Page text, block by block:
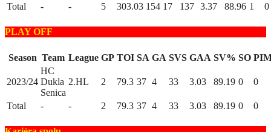
Total - - 5 303.03 154 17 137 3.37 88.96 1 0
PLAY OFF
Season Team League GP TOI SA GA SVS GAA SV% SO
2023/24
HC
Dukla
Senica
2.HL 2 79.3 37 4 33 3.03 89.19 0 0
Total - - 2 79.3 37 4 33 3.03 89.19 0 0